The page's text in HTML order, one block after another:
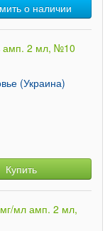
о наличии
амп. 2 мл, №10
(Украина)
Купить
мл амп. 2 мл,